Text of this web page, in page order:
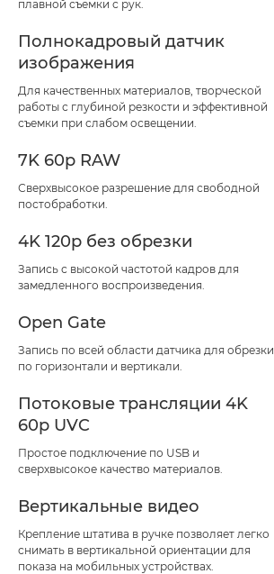
плавной съемки с рук.
Полнокадровый датчик
изображения
Для качественных материалов, творческой
работы с глубиной резкости и эффективной
съемки при слабом освещении.
7K 60p RAW
Сверхвысокое разрешение для свободной
постобработки.
4K 120p без обрезки
Запись с высокой частотой кадров для
замедленного воспроизведения.
Open Gate
Запись по всей области датчика для обрезки
по горизонтали и вертикали.
Потоковые трансляции 4K
60p UVC
Простое подключение по USB и
сверхвысокое качество материалов.
Вертикальные видео
Крепление штатива в ручке позволяет легко
снимать в вертикальной ориентации для
показа на мобильных устройствах.